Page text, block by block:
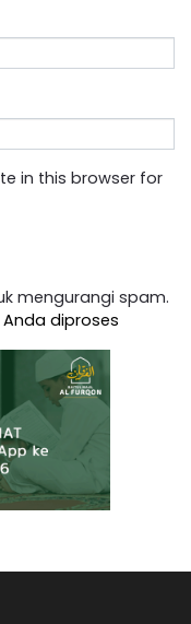
in this browser for
mengurangi spam.
diproses